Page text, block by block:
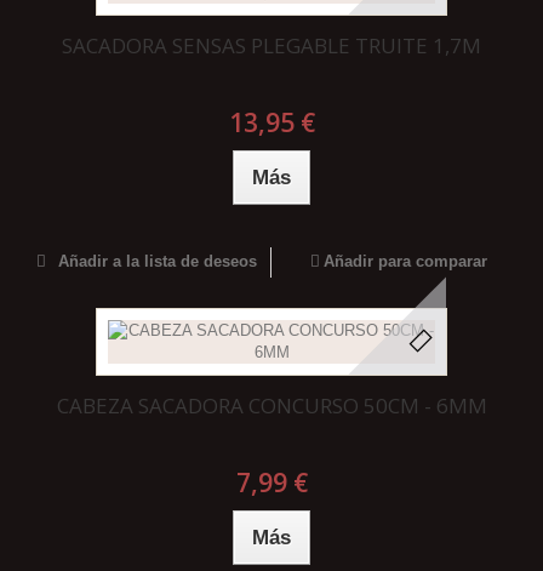
SACADORA SENSAS PLEGABLE TRUITE 1,7M
13,95 €
Más
Añadir a la lista de deseos Añadir para comparar
CABEZA SACADORA CONCURSO 50CM - 6MM
7,99 €
Más